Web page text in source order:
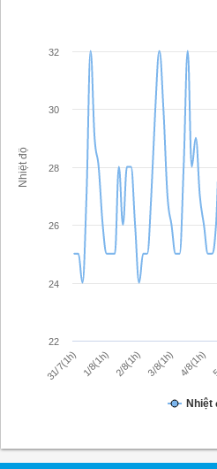
Nhiệt độ
Nhiệt
31/7(1h) 1/8(1h) 2/8(1h) 3/8(1h) 4/8(1h)
22
24
26
28
30
32